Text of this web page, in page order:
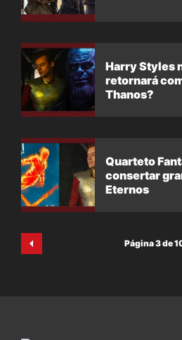
Harry Styles
retornará
Thanos?
Quarteto
consertar
Eternos
Página 3 de